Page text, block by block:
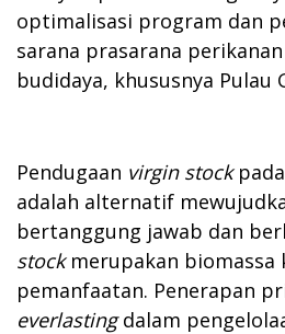
optimalisasi program dan
sarana prasarana
budidaya, khususnya Pulau
Pendugaan virgin stock
adalah alternatif
bertanggung jawab dan
stockmerupakan biomassa
pemanfaatan. Penerapan
everlastingdalam